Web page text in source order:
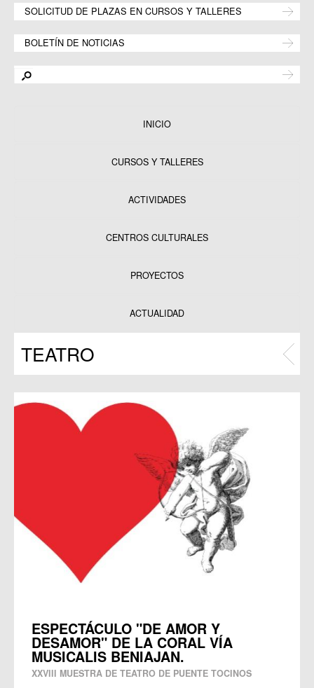
SOLICITUD DE PLAZAS EN CURSOS Y TALLERES
BOLETÍN DE NOTICIAS
INICIO
CURSOS Y TALLERES
ACTIVIDADES
CENTROS CULTURALES
PROYECTOS
Programas
ACTUALIDAD
TEATRO
ESPECTÁCULO "DE AMOR Y
DESAMOR" DE LA CORAL VÍA
MUSICALIS BENIAJAN.
XXVIII MUESTRA DE TEATRO DE PUENTE TOCINOS